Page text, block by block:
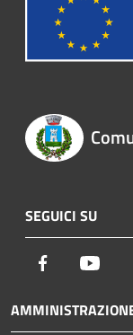
SEGUICI SU
Facebook